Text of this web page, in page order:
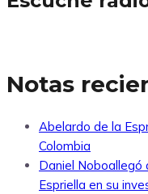
Notas
Abelardo de la
Colombia
Daniel Noboallegó
Espriella en su